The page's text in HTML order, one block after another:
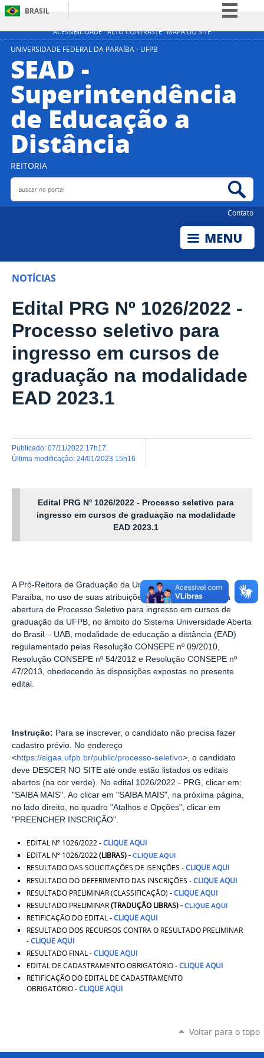
ACESSIBILIDADE ALTO CONTRASTE MAPA DO SITE
BRASIL
Simplifique!
Acesso à informação
Legislação
Canais
UNIVERSIDADE FEDERAL DA PARAÍBA - UFPB
SEAD -
Superintendência
de Educação a
Distância
REITORIA
Buscar no portal
Contato
NOTÍCIAS
Edital PRG Nº 1026/2022 -
Processo seletivo para
ingresso em cursos de
graduação na modalidade
EAD 2023.1
publicado: 07/11/2022 17h17
última modificação: 24/01/2023 15h16
Edital PRG Nº 1026/2022 - Processo seletivo para
ingresso em cursos de graduação na modalidade
EAD 2023.1
A Pró-Reitora de Graduação da Universidade Federal da
Paraíba, no uso de suas atribuições legais, torna pública a
abertura de Processo Seletivo para ingresso em cursos de
graduação da UFPB, no âmbito do Sistema Universidade Aberta
do Brasil – UAB, modalidade de educação a distância (EAD)
regulamentado pelas Resolução CONSEPE nº 09/2010,
Resolução CONSEPE nº 54/2012 e Resolução CONSEPE nº
47/2013, obedecendo às disposições expostas no presente
edital.
Instrução: Para se inscrever, o candidato não precisa fazer
cadastro prévio. No endereço
<https://sigaa.ufpb.br/public/processo-seletivo>, o candidato
deve DESCER NO SITE até onde estão listados os editais
abertos (na cor verde). No edital 1026/2022 - PRG, clicar em:
"SAIBA MAIS". Ao clicar em "SAIBA MAIS", na próxima página,
no lado direito, no quadro "Atalhos e Opções", clicar em
"PREENCHER INSCRIÇÃO".
EDITAL Nº 1026/2022 -CLIQUE AQUI
EDITAL Nº 1026/2022(LIBRAS) - CLIQUE AQUI
RESULTADO DAS SOLICITAÇÕES DE ISENÇÕES -CLIQUE AQUI
RESULTADO DO DEFERIMENTO DAS INSCRIÇÕES -CLIQUE AQUI
RESULTADO PRELIMINAR (CLASSIFICAÇÃO) -CLIQUE AQUI
RESULTADO PRELIMINAR(TRADUÇÃO LIBRAS) - CLIQUE AQUI
RETIFICAÇÃO DO EDITAL -CLIQUE AQUI
RESULTADO DOS RECURSOS CONTRA O RESULTADO PRELIMINAR
-CLIQUE AQUI
RESULTADO FINAL-CLIQUE AQUI
EDITAL DE CADASTRAMENTO OBRIGATÓRIO-CLIQUE AQUI
RETIFICAÇÃO DO EDITAL DE CADASTRAMENTO
OBRIGATÓRIO -CLIQUE AQUI
Voltar para o topo